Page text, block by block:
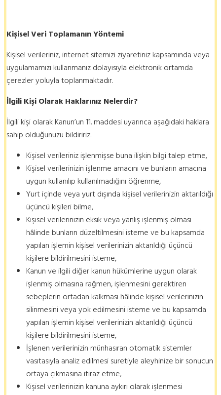
Kişisel Veri Toplamanın Yöntemi
Kişisel verileriniz, internet sitemizi ziyaretiniz kapsamında veya
uygulamamızı kullanmanız dolayısıyla elektronik ortamda
çerezler yoluyla toplanmaktadır.
İlgili Kişi Olarak Haklarınız Nelerdir?
İlgili kişi olarak Kanun’un 11. maddesi uyarınca aşağıdaki haklara
sahip olduğunuzu bildiririz.
Kişisel verileriniz işlenmişse buna ilişkin bilgi talep etme,
Kişisel verilerinizin işlenme amacını ve bunların amacına
uygun kullanılıp kullanılmadığını öğrenme,
Yurt içinde veya yurt dışında kişisel verilerinizin aktarıldığı
üçüncü kişileri bilme,
Kişisel verilerinizin eksik veya yanlış işlenmiş olması
hâlinde bunların düzeltilmesini isteme ve bu kapsamda
yapılan işlemin kişisel verilerinizin aktarıldığı üçüncü
kişilere bildirilmesini isteme,
Kanun ve ilgili diğer kanun hükümlerine uygun olarak
işlenmiş olmasına rağmen, işlenmesini gerektiren
sebeplerin ortadan kalkması hâlinde kişisel verilerinizin
silinmesini veya yok edilmesini isteme ve bu kapsamda
yapılan işlemin kişisel verilerinizin aktarıldığı üçüncü
kişilere bildirilmesini isteme,
İşlenen verilerinizin münhasıran otomatik sistemler
vasıtasıyla analiz edilmesi suretiyle aleyhinize bir sonucun
ortaya çıkmasına itiraz etme,
Kişisel verilerinizin kanuna aykırı olarak işlenmesi